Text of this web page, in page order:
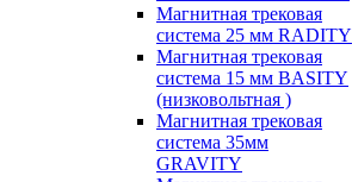
Магнитная трековая
система 25 мм RADITY
Магнитная трековая
система 15 мм BASITY
(низковольтная )
Магнитная трековая
система 35мм
GRAVITY